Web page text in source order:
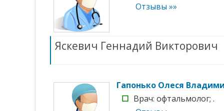
Отзывы »»
Яскевич Геннадий Викторович
Гапонько Олеся
☐ Врач: офтальмолог; .